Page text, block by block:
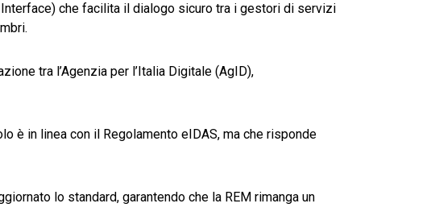
che facilita il dialogo sicuro tra i gestori di servizi
tra l’Agenzia per l’Italia Digitale (AgID),
è in linea con il Regolamento eIDAS, ma che risponde
lo standard, garantendo che la REM rimanga un